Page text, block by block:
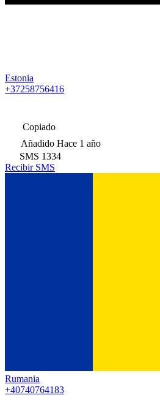
Estonia
+37258756416
Copiado
Añadido Hace 1 año
SMS 1334
Recibir SMS
Rumania
+40740764183